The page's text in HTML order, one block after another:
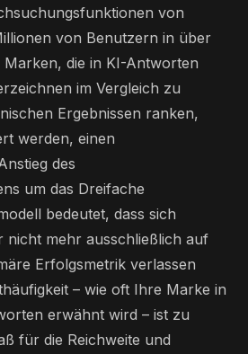
von
von Benutzern in über
Marken, die in KI-Antworten
im Vergleich zu
Ergebnissen ranken,
werden, einen
des
um das Dreifache
bedeutet, dass sich
nicht mehr ausschließlich auf
Erfolgsmetrik verlassen
– wie oft Ihre Marke in
erwähnt wird – ist zu
für die Reichweite und